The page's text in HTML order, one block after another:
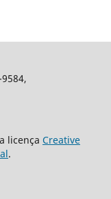
licença Creative
.